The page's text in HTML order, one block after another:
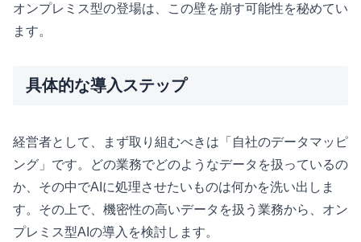
オンプレミス型の登場は、この壁を崩す可能性を秘めてい
ます。
具体的な導入ステップ
経営者として、まず取り組むべきは「自社のデータマッピ
ング」です。どの業務でどのようなデータを扱っているの
か、その中でAIに処理させたいものは何かを洗い出しま
す。その上で、機密性の高いデータを扱う業務から、オン
プレミス型AIの導入を検討します。